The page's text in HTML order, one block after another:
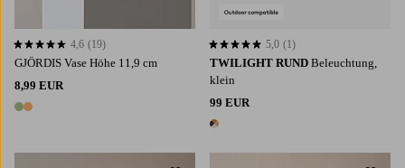
GJÖRDIS Vase Höhe 11,9 cm
8,99 EUR
2 Farben
4,6 basierend auf 19 Bewertungen
4,6 (19)
TWILIGHT RUND Beleuchtung,
klein
99 EUR
1 Farbe
5,0 basierend auf 1 Bewertungen
5,0 (1)